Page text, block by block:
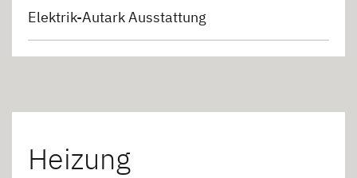
Elektrik-Autark Ausstattung
Heizung